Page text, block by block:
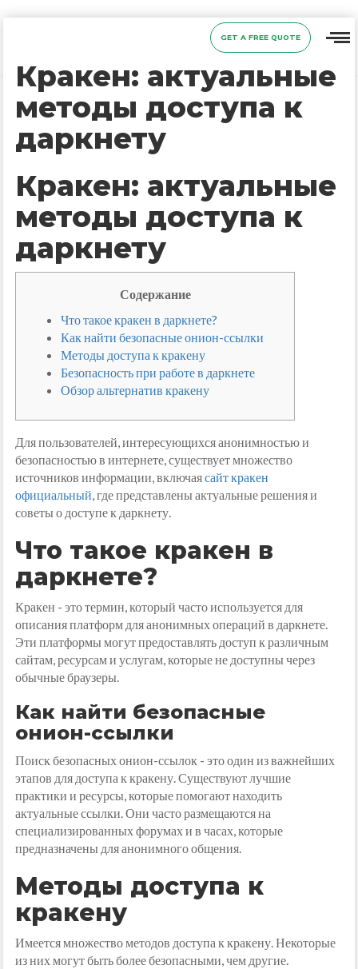
GET A FREE QUOTE
Кракен: актуальные
методы доступа к
даркнету
Кракен: актуальные
методы доступа к
даркнету
Содержание
Что такое кракен в даркнете?
Как найти безопасные онион-ссылки
Методы доступа к кракену
Безопасность при работе в даркнете
Обзор альтернатив кракену
Для пользователей, интересующихся анонимностью и
безопасностью в интернете, существует множество
источников информации, включаясайт кракен
официальный, где представлены актуальные решения и
советы о доступе к даркнету.
Что такое кракен в
даркнете?
Кракен - это термин, который часто используется для
описания платформ для анонимных операций в даркнете.
Эти платформы могут предоставлять доступ к различным
сайтам, ресурсам и услугам, которые не доступны через
обычные браузеры.
Как найти безопасные
онион-ссылки
Поиск безопасных онион-ссылок - это один из важнейших
этапов для доступа к кракену. Существуют лучшие
практики и ресурсы, которые помогают находить
актуальные ссылки. Они часто размещаются на
специализированных форумах и в часах, которые
предназначены для анонимного общения.
Методы доступа к
кракену
Имеется множество методов доступа к кракену. Некоторые
из них могут быть более безопасными, чем другие.